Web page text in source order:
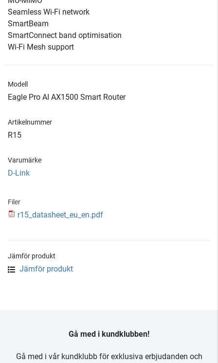
Seamless Wi-Fi network
SmartBeam
SmartConnect band optimisation
Wi-Fi Mesh support
Modell
Eagle Pro AI AX1500 Smart Router
Artikelnummer
R15
Varumärke
D-Link
Filer
r15_datasheet_eu_en.pdf
Jämför produkt
Jämför produkt
Gå med i kundklubben!
Gå med i vår kundklubb för exklusiva erbjudanden och